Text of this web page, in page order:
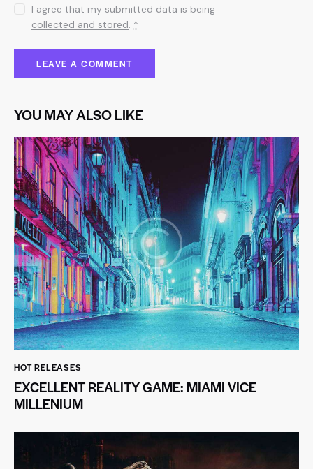
I agree that my submitted data is being
collected and stored. *
YOU MAY ALSO LIKE
HOT RELEASES
EXCELLENT REALITY GAME: MIAMI VICE
MILLENIUM